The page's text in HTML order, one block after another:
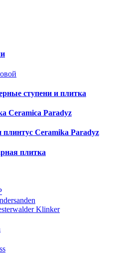
ступени и плитка
Ceramica Paradyz
Ceramika Paradyz
плитка
Klinker